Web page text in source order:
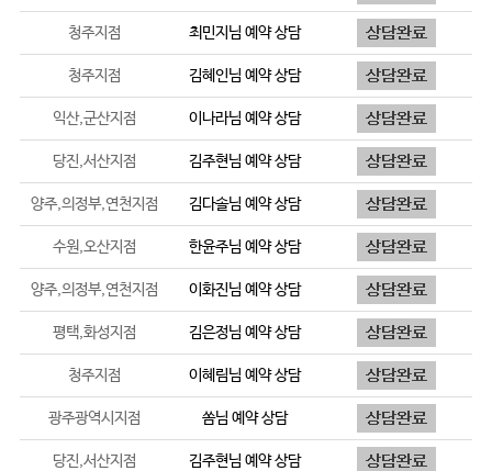
청주지점 최민지 님 예약 상담
청주지점 김혜인님 예약 상담
익산,군산지점 이나라님 예약 상담
당진,서산지점 김주현님 예약 상담
양주,의정부,연천지점 김다솔님 예약 상담
수원,오산지점 한윤주님 예약 상담
양주,의정부,연천지점 이화진님 예약 상담
평택,화성지점 김은정님 예약 상담
청주지점 이혜림님 예약 상담
광주광역시지점 쏨님 예약 상담
당진,서산지점 김주현님 예약 상담